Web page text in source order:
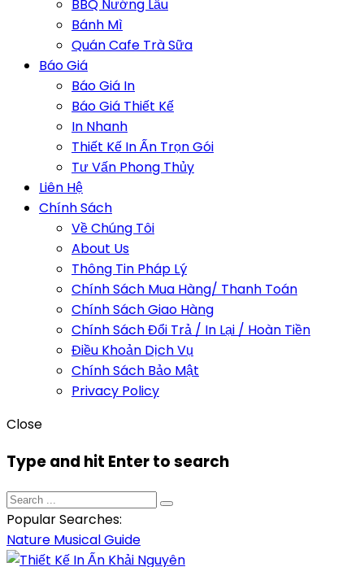
BBQ Nướng Lẩu
Bánh Mì
Quán Cafe Trà Sữa
Báo Giá
Báo Giá In
Báo Giá Thiết Kế
In Nhanh
Thiết Kế In Ấn Trọn Gói
Tư Vấn Phong Thủy
Liên Hệ
Chính Sách
Về Chúng Tôi
About Us
Thông Tin Pháp Lý
Chính Sách Mua Hàng/ Thanh Toán
Chính Sách Giao Hàng
Chính Sách Đổi Trả / In Lại / Hoàn Tiền
Điều Khoản Dịch Vụ
Chính Sách Bảo Mật
Privacy Policy
Close
Type and hit Enter to search
Popular Searches:
Nature MusicalGuide